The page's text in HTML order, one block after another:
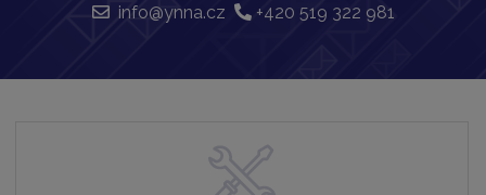
info@ynna.cz +420 519 322 981